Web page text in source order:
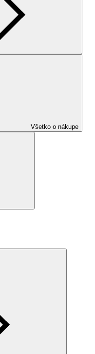
Všetko o nákupe